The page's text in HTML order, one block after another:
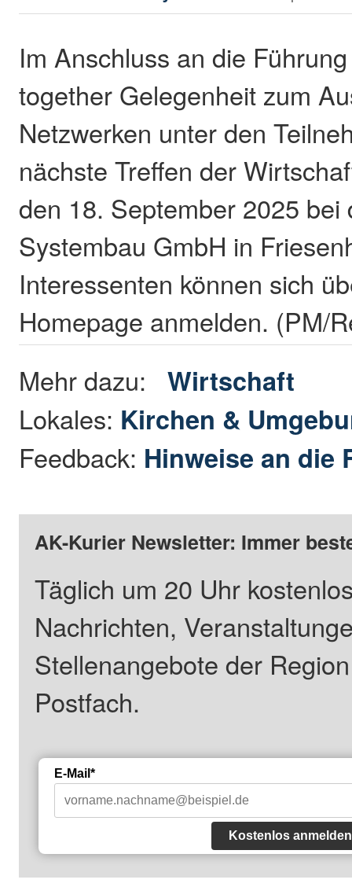
Im Anschluss an die
together Gelegenheit zum
Netzwerken unter den
nächste Treffen der
den 18. September 2025 bei
Systembau GmbH in
Interessenten können sich
Homepage anmelden. (PM/
Mehr dazu:Wirtschaft
Lokales: Kirchen &
Feedback: Hinweise an die
AK-Kurier Newsletter: Immer
Täglich um 20 Uhr
Nachrichten,
Stellenangebote der
Postfach.
E-Mail*
Kostenlos anmelden